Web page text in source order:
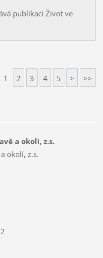
publikaci Život ve
1 2 3 4 5 > >>
a okolí, z.s.
okolí, z.s.